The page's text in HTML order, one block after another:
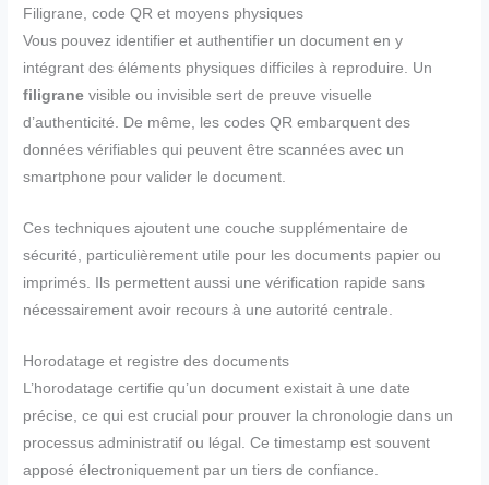
Filigrane, code QR et moyens physiques
Vous pouvez identifier et authentifier un document en y
intégrant des éléments physiques difficiles à reproduire. Un
filigrane visible ou invisible sert de preuve visuelle
d’authenticité. De même, les codes QR embarquent des
données vérifiables qui peuvent être scannées avec un
smartphone pour valider le document.
Ces techniques ajoutent une couche supplémentaire de
sécurité, particulièrement utile pour les documents papier ou
imprimés. Ils permettent aussi une vérification rapide sans
nécessairement avoir recours à une autorité centrale.
Horodatage et registre des documents
L’horodatage certifie qu’un document existait à une date
précise, ce qui est crucial pour prouver la chronologie dans un
processus administratif ou légal. Ce timestamp est souvent
apposé électroniquement par un tiers de confiance.